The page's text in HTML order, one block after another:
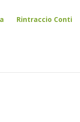
Rintraccio Conti